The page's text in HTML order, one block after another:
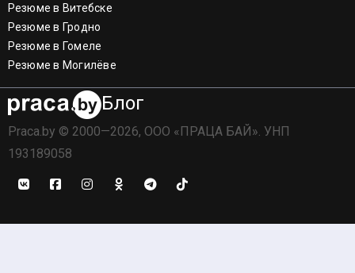
Резюме в Витебске
Резюме в Гродно
Резюме в Гомеле
Резюме в Могилёве
Блог
Praca.by © 2000—2026, ООО «ПРАЦА БАЙ». УНП
193189058